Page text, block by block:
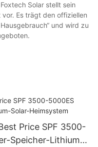
Solar stellt sein
Es trägt den offiziellen
und wird zu
Price SPF 3500-
Speicher-Lithium-